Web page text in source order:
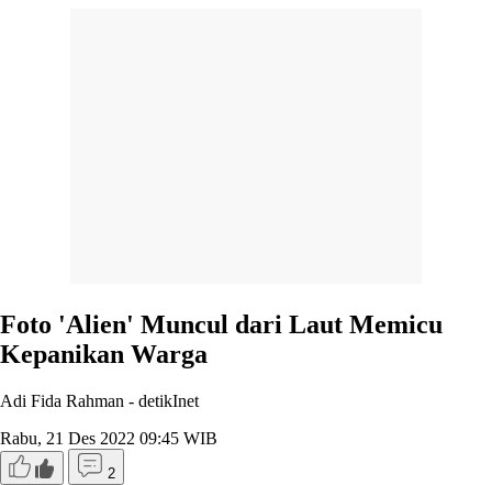
Foto 'Alien' Muncul dari Laut Memicu
Kepanikan Warga
Adi Fida Rahman - detikInet
Rabu, 21 Des 2022 09:45 WIB
2